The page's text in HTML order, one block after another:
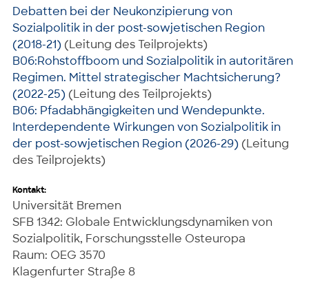
Debatten bei der Neukonzipierung von
Sozialpolitik in der post-sowjetischen Region
(2018-21) (Leitung des Teilprojekts)
B06:Rohstoffboom und Sozialpolitik in autoritären
Regimen. Mittel strategischer Machtsicherung?
(2022-25) (Leitung des Teilprojekts)
B06: Pfadabhängigkeiten und Wendepunkte.
Interdependente Wirkungen von Sozialpolitik in
der post-sowjetischen Region (2026-29) (Leitung
des Teilprojekts)
Kontakt:
Universität Bremen
SFB 1342: Globale Entwicklungsdynamiken von
Sozialpolitik, Forschungsstelle Osteuropa
Raum: OEG 3570
Klagenfurter Straße 8